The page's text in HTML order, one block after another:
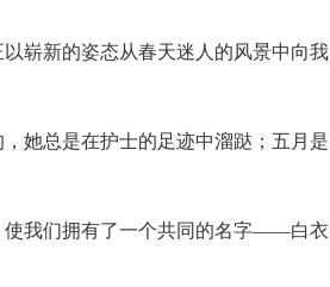
崭新的姿态从春天迷人的风景中向我
她总是在护士的足迹中溜跶；五月是
使我们拥有了一个共同的名字——白衣